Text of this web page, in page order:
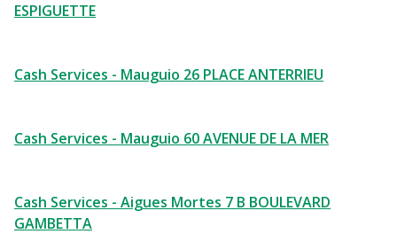
ESPIGUETTE
Cash Services - Mauguio 26 PLACE ANTERRIEU
Cash Services - Mauguio 60 AVENUE DE LA MER
Cash Services - Aigues Mortes 7 B BOULEVARD
GAMBETTA